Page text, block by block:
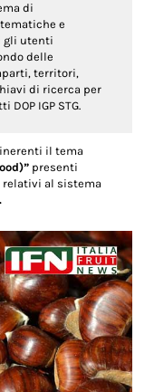
di
e
gli utenti
delle
territori,
di ricerca per
IGP STG.
il tema
presenti
relativi al sistema